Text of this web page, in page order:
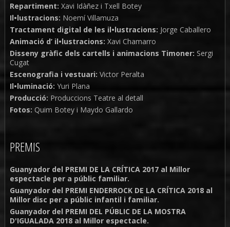
Repartiment: Xavi Idàñez i Txell Botey
Il•lustracions: Noemí Villamuza
Tractament digital de les il•lustracions: Jorge Caballero
Animació d’ il•lustracions: Xavi Chamarro
Disseny gràfic dels cartells i animacions Timoner: Sergi
Cugat
Escenografia i vestuari: Victor Peralta
Il•luminació: Yuri Plana
Producció: Produccions Teatre al detall
Fotos: Quim Botey i Maydo Gallardo
PREMIS
Guanyador del PREMI DE LA CRÍTICA 2017 al Millor
espectacle per a públic familiar.
Guanyador del PREMI ENDERROCK DE LA CRÍTICA 2018 al
Millor disc per a públic infantil i familiar.
Guanyador del PREMI DEL PÚBLIC DE LA MOSTRA
D'IGUALADA 2018 al Millor espectacle.